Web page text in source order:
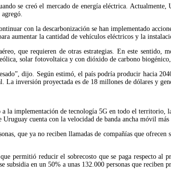
se creó el mercado de energía eléctrica.
con la descarbonización se han implementado
aumentar la cantidad de vehículos eléctricos y la
que requieren de otras estrategias. En este
solar fotovoltaica y con dióxido de carbono biogénico,
dijo. Según estimó, el país podría producir hacia
inversión proyectada es de 18 millones de dólares y
la implementación de tecnología 5G en todo el territorio,
cuenta con la velocidad de banda ancha móvil
que ya no reciben llamadas de compañías que
permitió reducir el sobrecosto que se paga respecto
en un 50% a unas 132.000 personas que reciben